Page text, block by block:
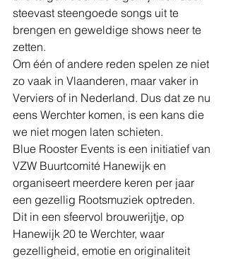
steevast steengoede songs uit te
brengen en geweldige shows neer te
zetten.
Om één of andere reden spelen ze niet
zo vaak in Vlaanderen, maar vaker in
Verviers of in Nederland. Dus dat ze nu
eens Werchter komen, is een kans die
we niet mogen laten schieten.
Blue Rooster Events is een initiatief van
VZW Buurtcomité Hanewijk en
organiseert meerdere keren per jaar
een gezellig Rootsmuziek optreden.
Dit in een sfeervol brouwerijtje, op
Hanewijk 20 te Werchter, waar
gezelligheid, emotie en originaliteit